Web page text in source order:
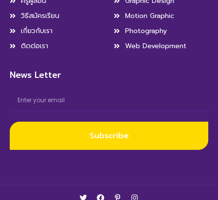
วิธีสมัครเรียน
เกี่ยวกับเรา
ติดต่อเรา
Motion Graphic
Photography
Web Development
News Letter
Subscribe